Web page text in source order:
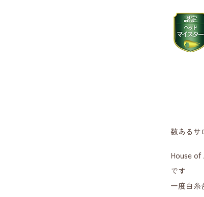
数あるサ
House
です
一度白糸